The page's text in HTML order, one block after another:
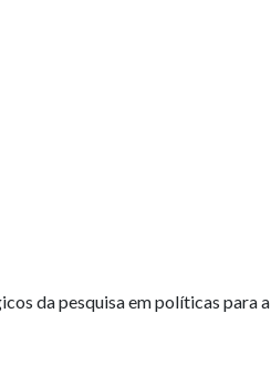
da pesquisa em políticas para a